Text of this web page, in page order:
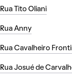
Rua Tito Oliani
Rua Anny
Rua Cavalheiro
Rua Josué de